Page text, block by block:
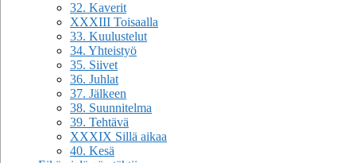
32. Kaverit
XXXIII Toisaalla
33. Kuulustelut
34. Yhteistyö
35. Siivet
36. Juhlat
37. Jälkeen
38. Suunnitelma
39. Tehtävä
XXXIX Sillä aikaa
40. Kesä